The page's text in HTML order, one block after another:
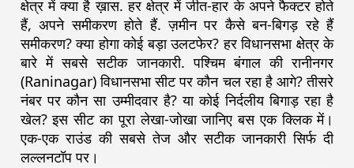
क्षेत्र में क्या है ख़ास. हर क्षेत्र में जीत-हार के अपने फैक्टर होते
हैं, अपने समीकरण होते हैं. ज़मीन पर कैसे बन-बिगड़ रहे हैं
समीकरण? क्या होगा कोई बड़ा उलटफेर? हर विधानसभा क्षेत्र के
बारे में सबसे सटीक जानकारी. पश्चिम बंगाल की रानीनगर
(Raninagar) विधानसभा सीट पर कौन चल रहा है आगे? तीसरे
नंबर पर कौन सा उम्मीदवार है? या कोई निर्दलीय बिगाड़ रहा है
खेल? इस सीट का पूरा लेखा-जोखा जानिए बस एक क्लिक में।
एक-एक राउंड की सबसे तेज और सटीक जानकारी सिर्फ दी
लल्लनटॉप पर।